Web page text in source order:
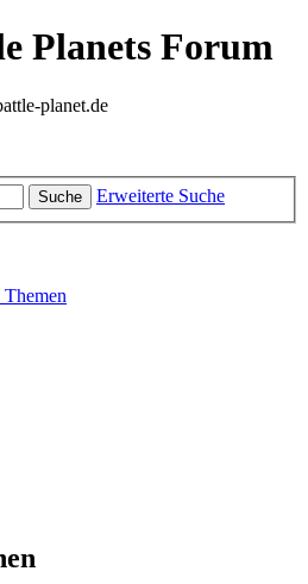
Planets Forum
planet.de
Suche Erweiterte Suche